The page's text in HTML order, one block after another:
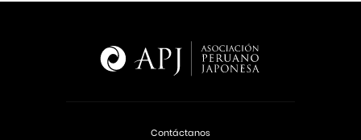
Contáctanos